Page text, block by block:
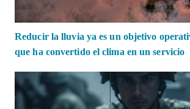
Reducir la lluvia ya es un objetivo
que ha convertido el clima en un servicio